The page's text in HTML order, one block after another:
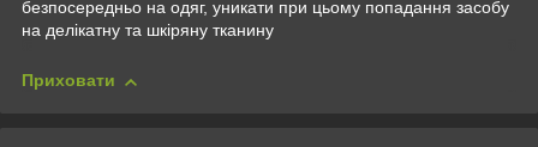
безпосередньо на одяг, уникати при цьому попадання засобу
на делікатну та шкіряну тканину
Приховати